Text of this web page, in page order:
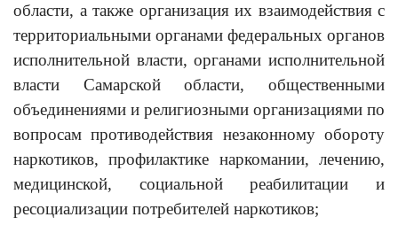
области, а также организация их взаимодействия с
территориальными органами федеральных органов
исполнительной власти, органами исполнительной
власти Самарской области, общественными
объединениями и религиозными организациями по
вопросам противодействия незаконному обороту
наркотиков, профилактике наркомании, лечению,
медицинской, социальной реабилитации и
ресоциализации потребителей наркотиков;